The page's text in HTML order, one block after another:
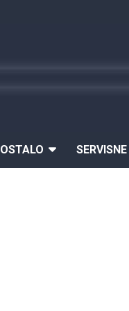
OSTALO SERVISNE